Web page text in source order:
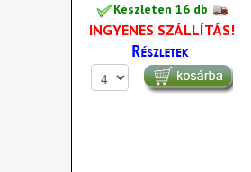
Készleten 16 db
INGYENES SZÁLLÍTÁS!